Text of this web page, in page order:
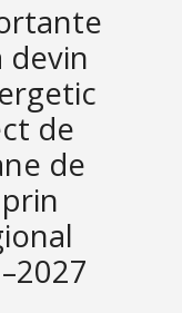
devin
de
de